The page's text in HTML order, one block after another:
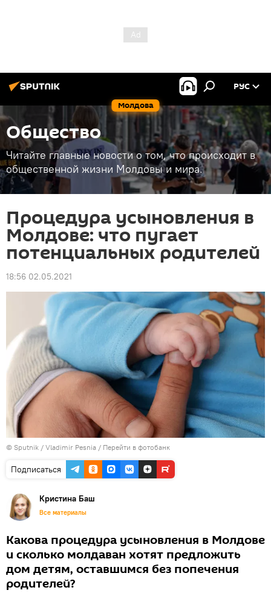
Молдова
РУС
Общество
Читайте главные новости о том, что происходит в
общественной жизни Молдовы и мира.
Процедура усыновления в
Молдове: что пугает
потенциальных родителей
18:56 02.05.2021
© Sputnik / Vladimir Pesnia / Перейти в фотобанк
Подписаться
Кристина Баш
Все материалы
Какова процедура усыновления в Молдове
и сколько молдаван хотят предложить
дом детям, оставшимся без попечения
родителей?